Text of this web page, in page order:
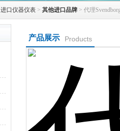
进口仪器仪表 > 其他进口品牌 > 代理
产品展示 Products